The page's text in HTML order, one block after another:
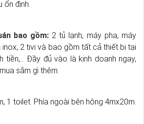
ổn định.
bao gồm:2 tủ lạnh, máy pha, máy
inox, 2 tivi và bao gồm tất cả thiết bị tại
tiền,... Đầy đủ vào là kinh doanh ngay,
sắm gì thêm.
1 toilet. Phía ngoài bên hông 4mx20m.